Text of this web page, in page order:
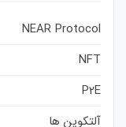
NEAR Protocol
NFT
P2E
آلتکوین ها